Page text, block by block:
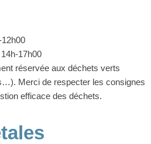
17h00
réservée aux déchets verts
Merci de respecter les consignes
efficace des déchets.